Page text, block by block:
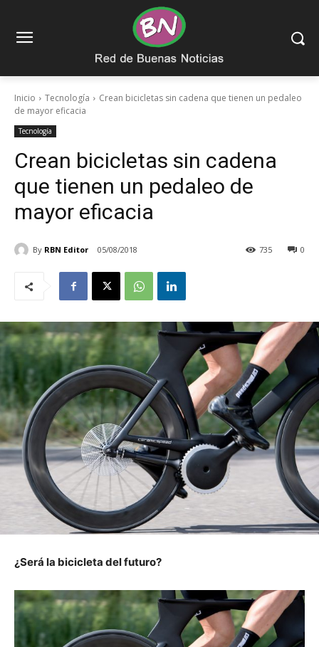
Inicio Tecnología
Crean bicicletas sin cadena que tienen un pedaleo
de mayor eficacia
Tecnología
Crean bicicletas sin cadena
que tienen un pedaleo de
mayor eficacia
By RBN Editor 05/08/2018 0
735
¿Será la bicicleta del futuro?